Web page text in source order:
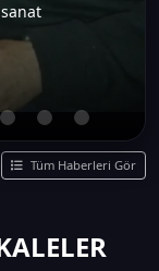
Tüm Haberleri Gör